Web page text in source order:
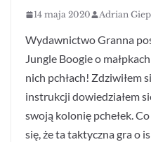
14 maja 2020 Adrian
Wydawnictwo Granna
Jungle Boogie o
nich pchłach! Zdziwiłem
instrukcji dowiedziałem
swoją kolonię pchełek.
się, że ta taktyczna gra o